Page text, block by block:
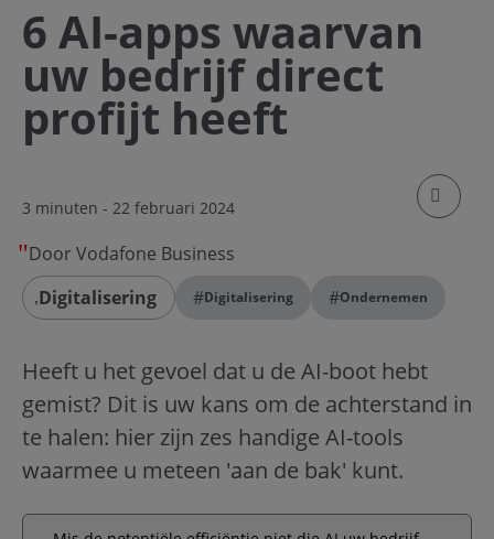
6 AI-apps waarvan
uw bedrijf direct
profijt heeft
3 minuten - 22 februari 2024
klik om
Door Vodafone Business
Digitalisering
#Digitalisering #Ondernemen
Heeft u het gevoel dat u de AI-boot hebt
gemist? Dit is uw kans om de achterstand in
te halen: hier zijn zes handige AI-tools
waarmee u meteen 'aan de bak' kunt.